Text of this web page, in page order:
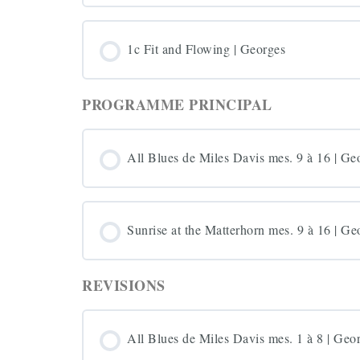
1c Fit and Flowing | Georges
PROGRAMME PRINCIPAL
All Blues de Miles Davis mes. 9 à 16 |
Sunrise at the Matterhorn mes. 9 à 16 |
REVISIONS
All Blues de Miles Davis mes. 1 à 8 |